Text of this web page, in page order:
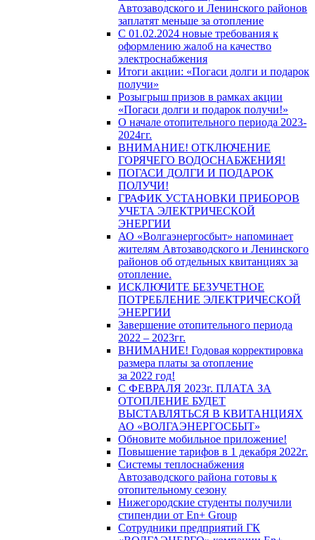
Автозаводского и Ленинского районов
заплатят меньше за отопление
С 01.02.2024 новые требования к
оформлению жалоб на качество
электроснабжения
Итоги акции: «Погаси долги и подарок
получи»
Розыгрыш призов в рамках акции
«Погаси долги и подарок получи!»
О начале отопительного периода 2023-
2024гг.
ВНИМАНИЕ! ОТКЛЮЧЕНИЕ
ГОРЯЧЕГО ВОДОСНАБЖЕНИЯ!
ПОГАСИ ДОЛГИ И ПОДАРОК
ПОЛУЧИ!
ГРАФИК УСТАНОВКИ ПРИБОРОВ
УЧЕТА ЭЛЕКТРИЧЕСКОЙ
ЭНЕРГИИ
АО «Волгаэнергосбыт» напоминает
жителям Автозаводского и Ленинского
районов об отдельных квитанциях за
отопление.
ИСКЛЮЧИТЕ БЕЗУЧЕТНОЕ
ПОТРЕБЛЕНИЕ ЭЛЕКТРИЧЕСКОЙ
ЭНЕРГИИ
Завершение отопительного периода
2022 – 2023гг.
ВНИМАНИЕ! Годовая корректировка
размера платы за отопление
за 2022 год!
С ФЕВРАЛЯ 2023г. ПЛАТА ЗА
ОТОПЛЕНИЕ БУДЕТ
ВЫСТАВЛЯТЬСЯ В КВИТАНЦИЯХ
АО «ВОЛГАЭНЕРГОСБЫТ»
Обновите мобильное приложение!
Повышение тарифов в 1 декабря 2022г.
Системы теплоснабжения
Автозаводского района готовы к
отопительному сезону
Нижегородские студенты получили
стипендии от En+ Group
Сотрудники предприятий ГК